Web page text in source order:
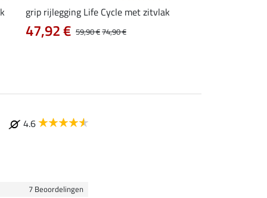
grip rijlegging Life Cycle met zitvlak
59,90 €74,90 €
47,92 €
4.6
7 Beoordelingen